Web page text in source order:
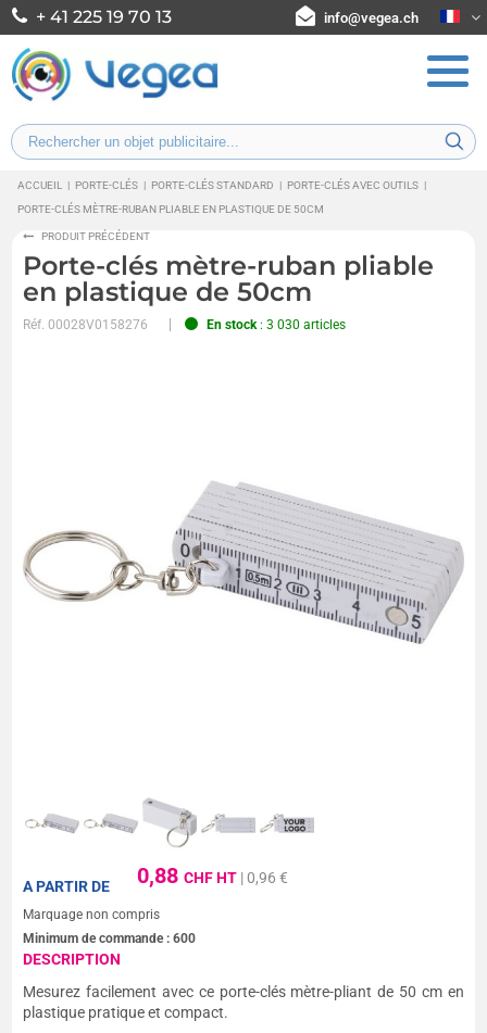
+ 41 225 19 70 13 info@vegea.ch
ACCUEIL | PORTE-CLÉS | PORTE-CLÉS STANDARD | PORTE-CLÉS AVEC OUTILS |
PORTE-CLÉS MÈTRE-RUBAN PLIABLE EN PLASTIQUE DE 50CM
PRODUIT PRÉCÉDENT
Porte-clés mètre-ruban pliable
en plastique de 50cm
Réf.00028V0158276 En stock: 3 030 articles
0,88CHF HT | 0,96 €
A PARTIR DE
Marquage non compris
Minimum de commande :600
DESCRIPTION
Mesurez facilement avec ce porte-clés mètre-pliant de 50 cm en
plastique pratique et compact.